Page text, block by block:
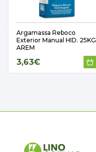
Argamassa Reboco
Exterior Manual HID. 25KG
AREM
3,63€